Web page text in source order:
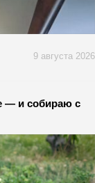
9 августа 2026
— и собираю с